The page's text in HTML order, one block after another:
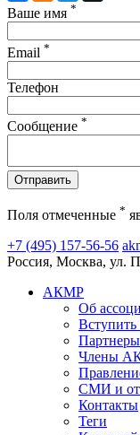
Ваше имя *
Email *
Телефон
Сообщение *
Отправить
Поля отмеченные *
+7 (495) 157-56-56
Россия, Москва, ул.
АКМР
Об
Члены
СМИ и
Контакты
Теги